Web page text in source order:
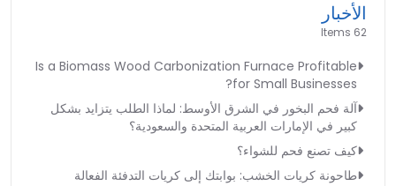
الأخبار
62 Items
Is a Biomass Wood Carbonization Furnace Profitable
for Small Businesses?
آلة فحم البخور في الشرق الأوسط: لماذا الطلب يتزايد بشكل
كبير في الإمارات العربية المتحدة والسعودية؟
كيف تصنع فحم للشواء؟
طاحونة كريات الخشب: بوابتك إلى كريات التدفئة الفعالة